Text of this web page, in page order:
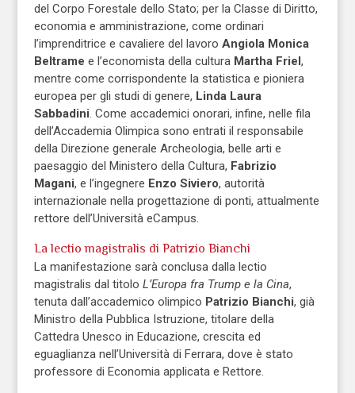
del Corpo Forestale dello Stato; per la Classe di Diritto,
economia e amministrazione, come ordinari
l’imprenditrice e cavaliere del lavoro Angiola Monica
Beltrame e l’economista della cultura Martha Friel,
mentre come corrispondente la statistica e pioniera
europea per gli studi di genere, Linda Laura
Sabbadini. Come accademici onorari, infine, nelle fila
dell’Accademia Olimpica sono entrati il responsabile
della Direzione generale Archeologia, belle arti e
paesaggio del Ministero della Cultura, Fabrizio
Magani, e l’ingegnere Enzo Siviero, autorità
internazionale nella progettazione di ponti, attualmente
rettore dell’Università eCampus.
La lectio magistralis di Patrizio Bianchi
La manifestazione sarà conclusa dalla lectio
magistralis dal titolo L’Europa fra Trump e la Cina,
tenuta dall’accademico olimpico Patrizio Bianchi, già
Ministro della Pubblica Istruzione, titolare della
Cattedra Unesco in Educazione, crescita ed
eguaglianza nell’Università di Ferrara, dove è stato
professore di Economia applicata e Rettore.